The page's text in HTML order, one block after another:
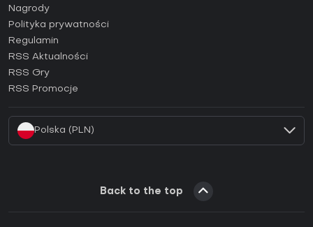
Jak aktywować klucz Steam (CD Key)?
Jak aktywować klucz Epic Games (CD Key)?
Jak aktywować klucz GOG (CD Key)?
Jak aktywować klucz Ubisoft Connect (CD Key)?
Nagrody
Polityka prywatności
Regulamin
RSS Aktualności
RSS Gry
RSS Promocje
Polska (PLN)
Back to the top